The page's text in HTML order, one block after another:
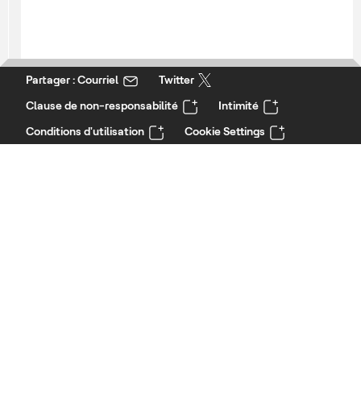
Partager : Courriel
Twitter
Clause de non-responsabilité
Intimité
Conditions d'utilisation
Cookie Settings